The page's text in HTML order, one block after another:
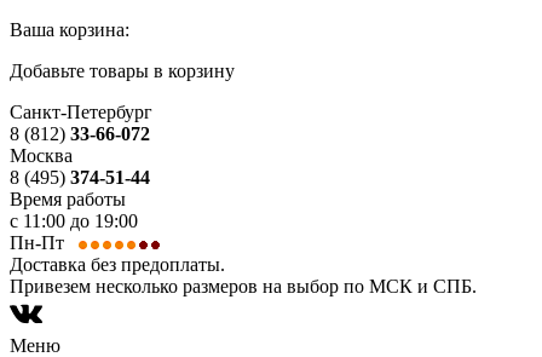
Ваша корзина:
Добавьте товары в корзину
Санкт-Петербург
8 (812) 33-66-072
Москва
8 (495) 374-51-44
Время работы
с 11:00 до 19:00
Пн-Пт
Доставка без предоплаты.
Привезем несколько размеров на выбор по МСК и СПБ.
Меню